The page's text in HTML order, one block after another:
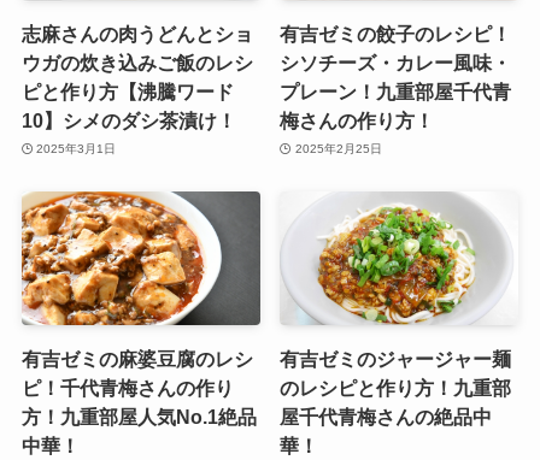
志麻さんの肉うどんとショ
ウガの炊き込みご飯のレシ
ピと作り方【沸騰ワード
10】シメのダシ茶漬け！
2025年3月1日
有吉ゼミの餃子のレシピ！
シソチーズ・カレー風味・
プレーン！九重部屋千代青
梅さんの作り方！
2025年2月25日
有吉ゼミの麻婆豆腐のレシ
ピ！千代青梅さんの作り
方！九重部屋人気No.1絶品
中華！
有吉ゼミのジャージャー麺
のレシピと作り方！九重部
屋千代青梅さんの絶品中
華！